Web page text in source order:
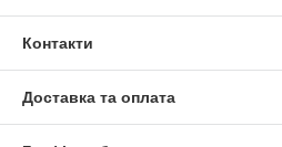
Контакти
Доставка та оплата